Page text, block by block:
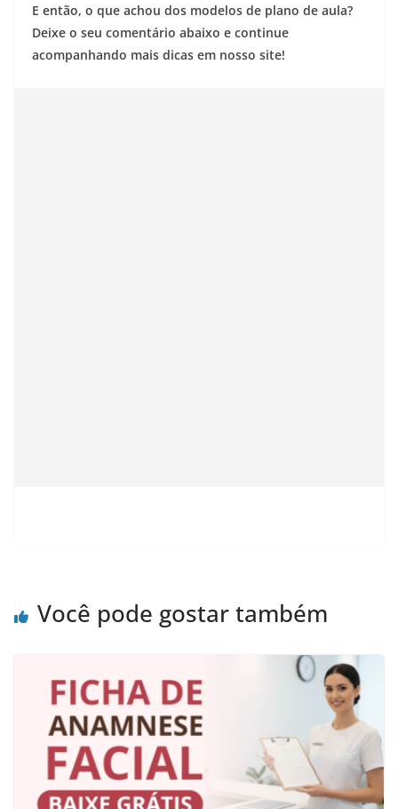
E então, o que achou dos modelos de plano de aula?
Deixe o seu comentário abaixo e continue
acompanhando mais dicas em nosso site!
Você pode gostar também